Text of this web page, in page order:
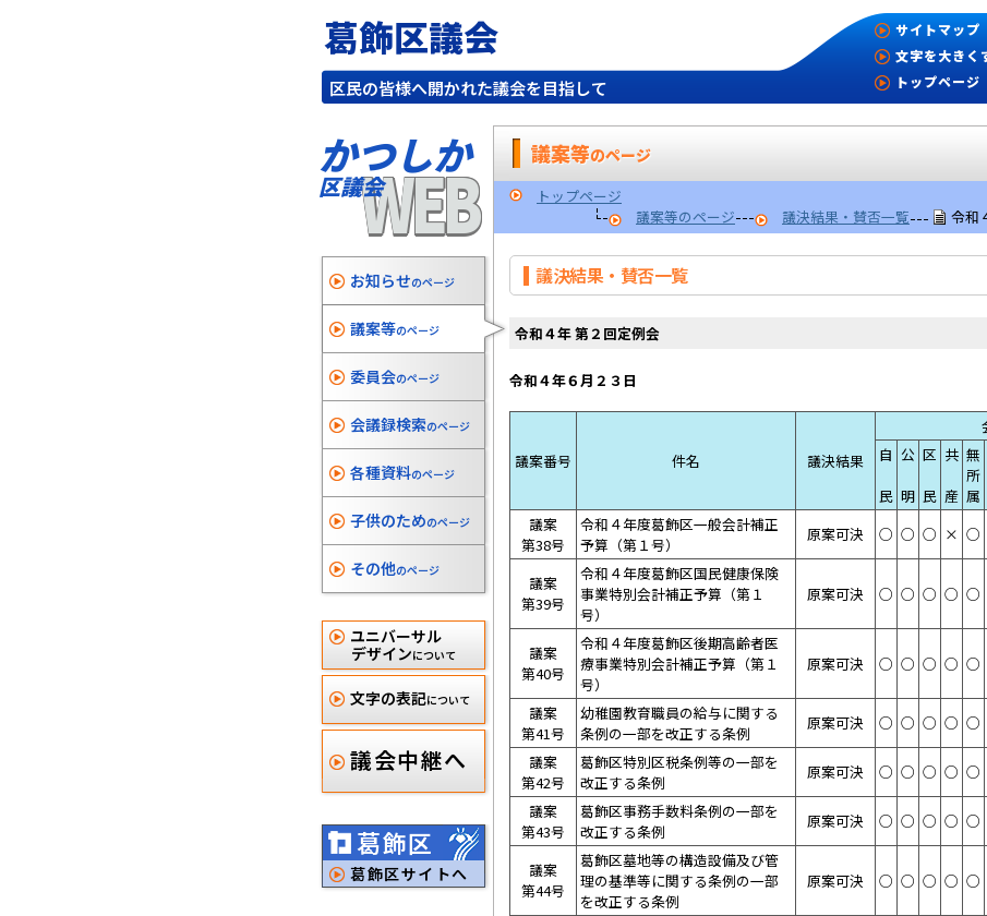
葛飾区議会
区民の皆様へ開かれた議会を目指して
サイトマップ
文字を大きく
トップページ
かつしか
区議会WEB
お知らせのページ
議案等のページ
委員会のページ
会議録検索のページ
各種資料のページ
子供のためのページ
その他のページ
ユニバーサル
デザインについて
文字の表記について
議会中継へ
葛飾区
葛飾区サイトへ
議案等のページ
トップページ
議案等のページ
議決結果・賛否一覧 令和
議決結果・賛否一覧
令和４年 第２回定例会
令和４年６月２３日 （○：賛成
議案番号 件名 議決結果
自
民
公
明
区
民
共
産
無
所
属
議案
第38号
令和４年度葛飾区一般会計補正
予算（第１号）
原案可決 ○ ○ ○ × ○
議案
第39号
令和４年度葛飾区国民健康保険
事業特別会計補正予算（第１
号）
原案可決 ○ ○ ○ ○ ○
議案
第40号
令和４年度葛飾区後期高齢者医
療事業特別会計補正予算（第１
号）
原案可決 ○ ○ ○ ○ ○
議案
第41号
幼稚園教育職員の給与に関する
条例の一部を改正する条例
原案可決 ○ ○ ○ ○ ○
議案
第42号
葛飾区特別区税条例等の一部を
改正する条例
原案可決 ○ ○ ○ ○ ○
議案
第43号
葛飾区事務手数料条例の一部を
改正する条例
原案可決 ○ ○ ○ ○ ○
議案
第44号
葛飾区墓地等の構造設備及び管
理の基準等に関する条例の一部
を改正する条例
原案可決 ○ ○ ○ ○ ○